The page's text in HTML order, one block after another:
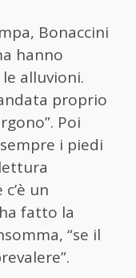
Bonaccini
hanno
alluvioni.
proprio
Poi
i piedi
un
fatto la
“se il